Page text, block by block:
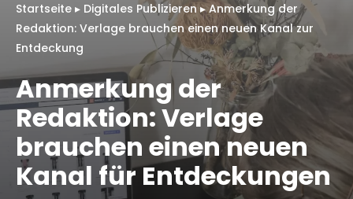
Startseite ▸ Digitales Publizieren▸Anmerkung der
Redaktion: Verlage brauchen einen neuen Kanal zur
Entdeckung
Anmerkung der
Redaktion: Verlage
brauchen einen neuen
Kanal für Entdeckungen